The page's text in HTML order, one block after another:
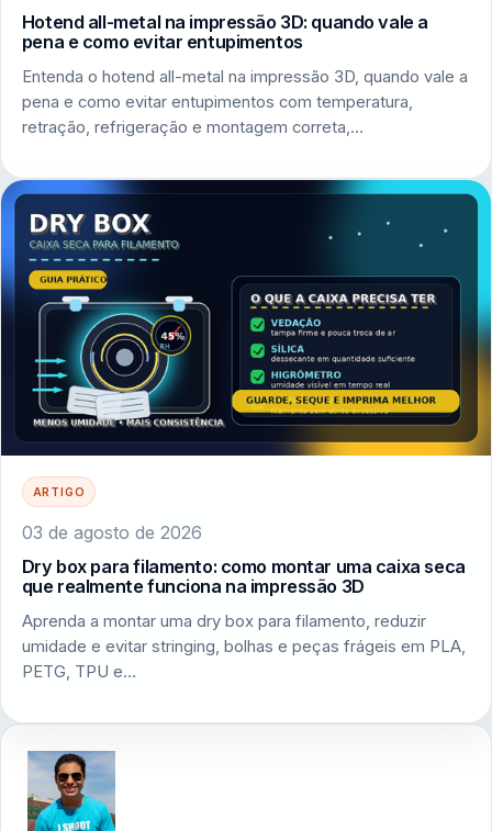
Hotend all-metal na impressão 3D: quando vale a
pena e como evitar entupimentos
Entenda o hotend all-metal na impressão 3D, quando vale a
pena e como evitar entupimentos com temperatura,
retração, refrigeração e montagem correta,…
ARTIGO
03 de agosto de 2026
Dry box para filamento: como montar uma caixa seca
que realmente funciona na impressão 3D
Aprenda a montar uma dry box para filamento, reduzir
umidade e evitar stringing, bolhas e peças frágeis em PLA,
PETG, TPU e…